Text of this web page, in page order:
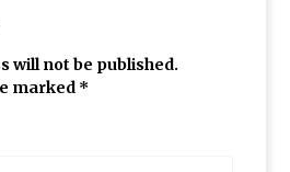
will not be published.
marked *